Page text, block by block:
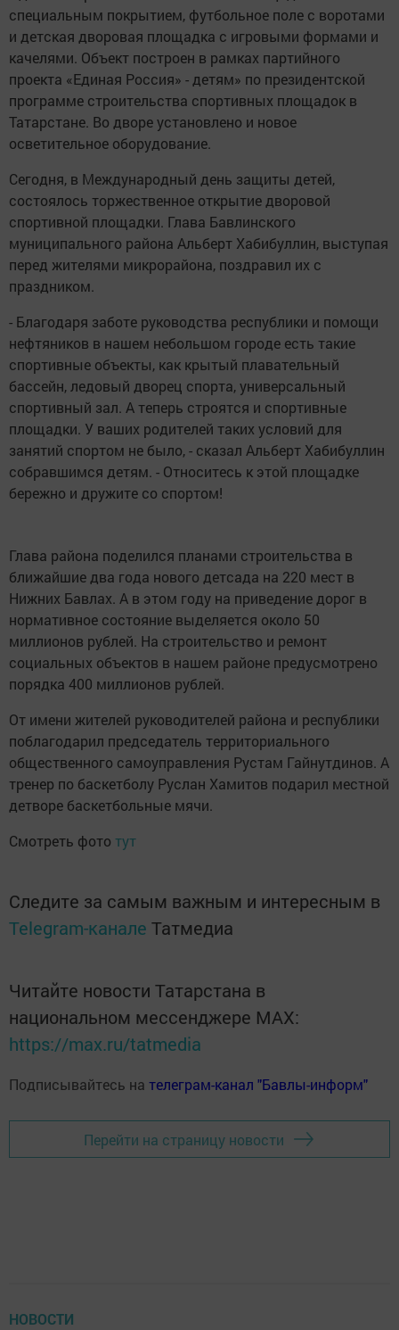
специальным покрытием, футбольное поле с воротами
и детская дворовая площадка с игровыми формами и
качелями. Объект построен в рамках партийного
проекта «Единая Россия» - детям» по президентской
программе строительства спортивных площадок в
Татарстане. Во дворе установлено и новое
осветительное оборудование.
Сегодня, в Международный день защиты детей,
состоялось торжественное открытие дворовой
спортивной площадки. Глава Бавлинского
муниципального района Альберт Хабибуллин, выступая
перед жителями микрорайона, поздравил их с
праздником.
- Благодаря заботе руководства республики и помощи
нефтяников в нашем небольшом городе есть такие
спортивные объекты, как крытый плавательный
бассейн, ледовый дворец спорта, универсальный
спортивный зал. А теперь строятся и спортивные
площадки. У ваших родителей таких условий для
занятий спортом не было, - сказал Альберт Хабибуллин
собравшимся детям. - Относитесь к этой площадке
бережно и дружите со спортом!
Глава района поделился планами строительства в
ближайшие два года нового детсада на 220 мест в
Нижних Бавлах. А в этом году на приведение дорог в
нормативное состояние выделяется около 50
миллионов рублей. На строительство и ремонт
социальных объектов в нашем районе предусмотрено
порядка 400 миллионов рублей.
От имени жителей руководителей района и республики
поблагодарил председатель территориального
общественного самоуправления Рустам Гайнутдинов. А
тренер по баскетболу Руслан Хамитов подарил местной
детворе баскетбольные мячи.
Смотреть фото тут
Следите за самым важным и интересным в
Telegram-канале Татмедиа
Читайте новости Татарстана в
национальном мессенджере MАХ:
https://max.ru/tatmedia
Подписывайтесь на телеграм-канал "Бавлы-информ"
Перейти на страницу новости
НОВОСТИ